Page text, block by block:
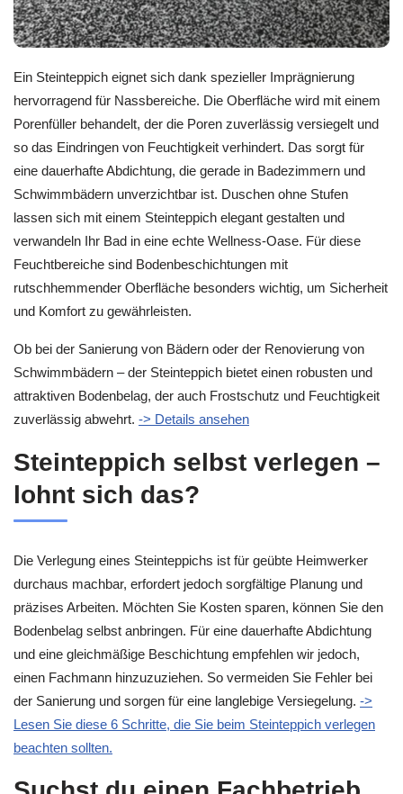
Ein Steinteppich eignet sich dank spezieller Imprägnierung
hervorragend für Nassbereiche. Die Oberfläche wird mit einem
Porenfüller behandelt, der die Poren zuverlässig versiegelt und
so das Eindringen von Feuchtigkeit verhindert. Das sorgt für
eine dauerhafte Abdichtung, die gerade in Badezimmern und
Schwimmbädern unverzichtbar ist. Duschen ohne Stufen
lassen sich mit einem Steinteppich elegant gestalten und
verwandeln Ihr Bad in eine echte Wellness-Oase. Für diese
Feuchtbereiche sind Bodenbeschichtungen mit
rutschhemmender Oberfläche besonders wichtig, um Sicherheit
und Komfort zu gewährleisten.
Ob bei der Sanierung von Bädern oder der Renovierung von
Schwimmbädern – der Steinteppich bietet einen robusten und
attraktiven Bodenbelag, der auch Frostschutz und Feuchtigkeit
zuverlässig abwehrt. -> Details ansehen
Steinteppich selbst verlegen –
lohnt sich das?
Die Verlegung eines Steinteppichs ist für geübte Heimwerker
durchaus machbar, erfordert jedoch sorgfältige Planung und
präzises Arbeiten. Möchten Sie Kosten sparen, können Sie den
Bodenbelag selbst anbringen. Für eine dauerhafte Abdichtung
und eine gleichmäßige Beschichtung empfehlen wir jedoch,
einen Fachmann hinzuzuziehen. So vermeiden Sie Fehler bei
der Sanierung und sorgen für eine langlebige Versiegelung. ->
Lesen Sie diese 6 Schritte, die Sie beim Steinteppich verlegen
beachten sollten.